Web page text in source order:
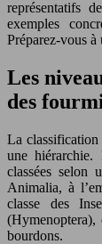
représentatifs
exemples
Préparez-vous
Les
des
La classification
une
classées selon
Animalia, à
classe des
bourdons.